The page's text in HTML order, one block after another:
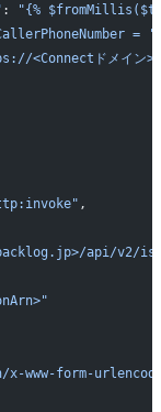
:
"{%
<Connectドメイ
,
api/v2/
www-form-